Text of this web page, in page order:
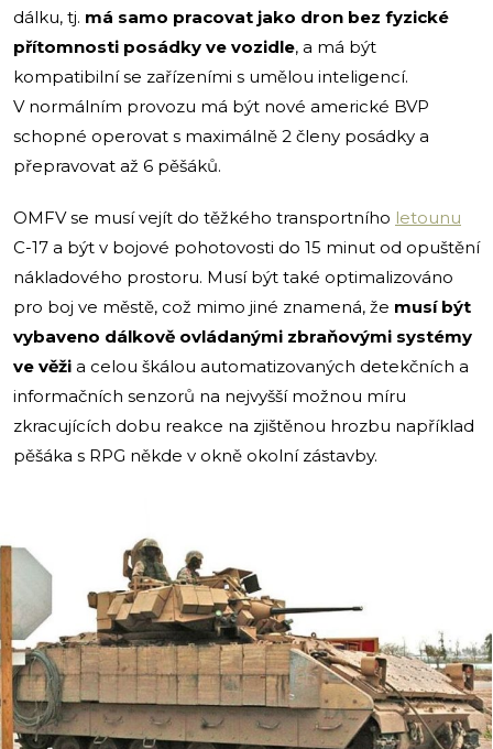
dálku, tj. má samo pracovat jako dron bez fyzické
přítomnosti posádky ve vozidle, a má být
kompatibilní se zařízeními s umělou inteligencí.
V normálním provozu má být nové americké BVP
schopné operovat s maximálně 2 členy posádky a
přepravovat až 6 pěšáků.
OMFV se musí vejít do těžkého transportního letounu
C-17 a být v bojové pohotovosti do 15 minut od opuštění
nákladového prostoru. Musí být také optimalizováno
pro boj ve městě, což mimo jiné znamená, že musí být
vybaveno dálkově ovládanými zbraňovými systémy
ve věži a celou škálou automatizovaných detekčních a
informačních senzorů na nejvyšší možnou míru
zkracujících dobu reakce na zjištěnou hrozbu například
pěšáka s RPG někde v okně okolní zástavby.